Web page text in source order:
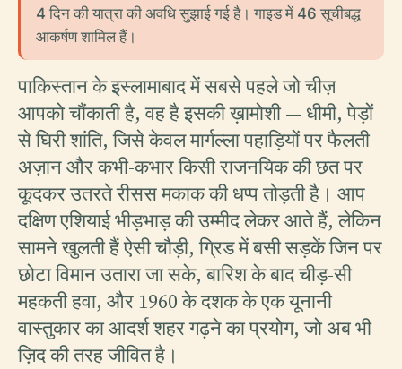
4 दिन की यात्रा की अवधि सुझाई गई है। गाइड में 46 सूचीबद्ध
आकर्षण शामिल हैं।
पाकिस्तान के इस्लामाबाद में सबसे पहले जो चीज़
आपको चौंकाती है, वह है इसकी ख़ामोशी — धीमी, पेड़ों
से घिरी शांति, जिसे केवल मार्गल्ला पहाड़ियों पर फैलती
अज़ान और कभी-कभार किसी राजनयिक की छत पर
कूदकर उतरते रीसस मकाक की धप्प तोड़ती है। आप
दक्षिण एशियाई भीड़भाड़ की उम्मीद लेकर आते हैं, लेकिन
सामने खुलती हैं ऐसी चौड़ी, ग्रिड में बसी सड़कें जिन पर
छोटा विमान उतारा जा सके, बारिश के बाद चीड़-सी
महकती हवा, और 1960 के दशक के एक यूनानी
वास्तुकार का आदर्श शहर गढ़ने का प्रयोग, जो अब भी
ज़िद की तरह जीवित है।